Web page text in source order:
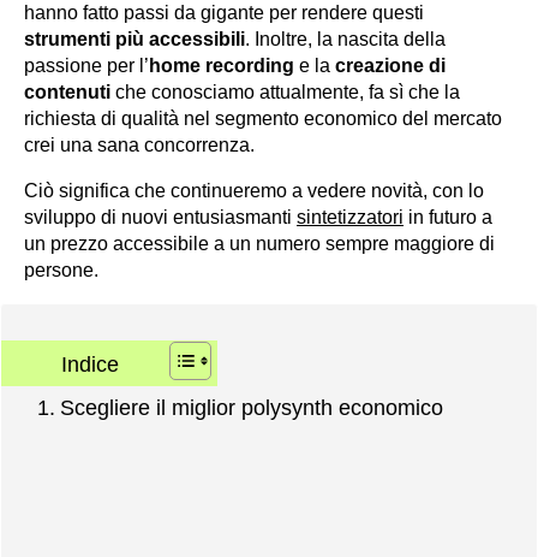
hanno fatto passi da gigante per rendere questi
strumenti più accessibili. Inoltre, la nascita della
passione per l’ home recording e la creazione di
contenuti che conosciamo attualmente, fa sì che la
richiesta di qualità nel segmento economico del mercato
crei una sana concorrenza.
Ciò significa che continueremo a vedere novità, con lo
sviluppo di nuovi entusiasmanti sintetizzatori in futuro a
un prezzo accessibile a un numero sempre maggiore di
persone.
Indice
Scegliere il miglior polysynth economico